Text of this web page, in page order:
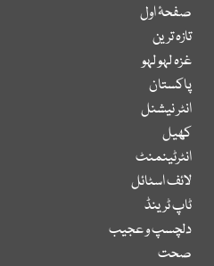
صفحۂ اول
تازہ ترین
غزہ لہو لہو
پاکستان
انٹر نیشنل
کھیل
انٹرٹینمنٹ
لائف اسٹائل
ٹاپ ٹرینڈ
دلچسپ و عجیب
صحت